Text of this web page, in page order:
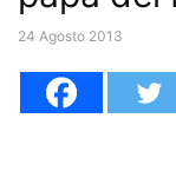
24 Agosto 2013